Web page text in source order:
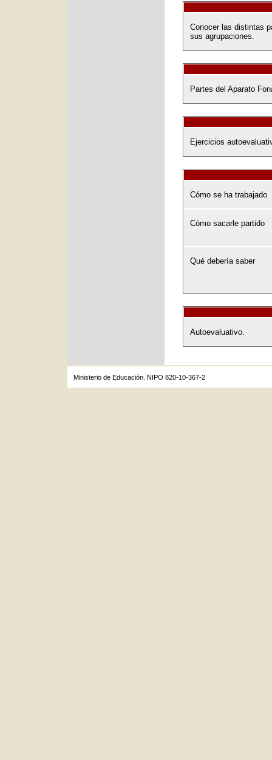
Conocer las distintas
sus agrupaciones.
Partes del Aparato
Ejercicios
Cómo se ha trabajado
Cómo sacarle partido
Qué debería saber
Autoevaluativo.
Ministerio de Educación. NIPO 820-10-367-2